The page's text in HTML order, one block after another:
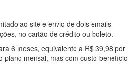
ao site e envio de dois emails
no cartão de crédito ou boleto.
6 meses, equivalente a R$ 39,98 por
plano mensal, mas com custo-benefício